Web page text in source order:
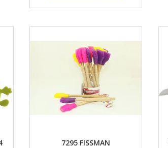
7295 FISSMAN